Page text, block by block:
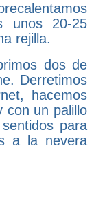
unos 20-25
rejilla.
dos de
Derretimos
hacemos
con un palillo
para
a la nevera